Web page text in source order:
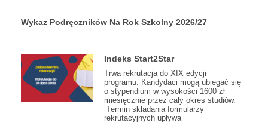
Wykaz Podręczników Na Rok Szkolny 2026/27
Indeks Start2Star
Trwa rekrutacja do XIX edycji
programu. Kandydaci mogą ubiegać się
o stypendium w wysokości 1600 zł
miesięcznie przez cały okres studiów.
Termin składania formularzy
rekrutacyjnych upływa